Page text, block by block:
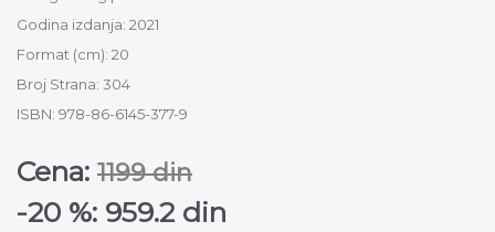
Godina izdanja: 2021
Format (cm): 20
Broj Strana: 304
ISBN: 978-86-6145-377-9
Cena: 1199 din
-20 %: 959.2 din